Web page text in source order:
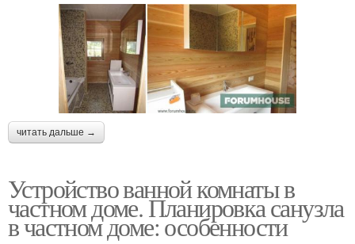
читать дальше →
Устройство ванной комнаты в
частном доме. Планировка санузла
в частном доме: особенности